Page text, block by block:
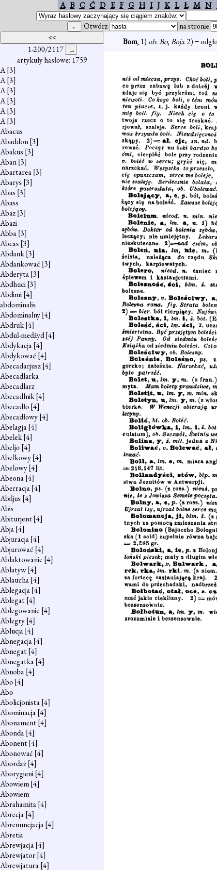
A B C Ć D E F G H I J K L Ł M N
Otwórz na stronie
1-200/2117
artykuły hasłowe: 1759
A[3]
A[3]
A[3]
A[3]
A[3]
A[3]
Abacus
Abaddon[3]
Abakus [3]
Aban[3]
Abartarea[3]
Abarys [3]
Abas [3]
Abass
Abaz[3]
Abazi
Abba[3]
Abcas [3]
Abdank[3]
Abdankować [3]
Abderyta[3]
Abdhuci[3]
Abdimi[4]
abdominalis
Abdominalny[4]
Abdruk[4]
Abdul-medżyd[4]
Abdykacja[4]
Abdykować [4]
Abecadarjusz[4]
Abecadlarka
Abecadlarz
Abecadlnik[4]
Abecadło [4]
Abecadłowy[4]
Abelagja[4]
Abelek[4]
Abeljo [4]
Abelkowy[4]
Abelowy[4]
Abeona[4]
Aberracja[4]
Abiljus [4]
Abis
Abiturjent[4]
Abja[4]
Abjuracja[4]
Abjurować [4]
Ablaktowanie [4]
Ablatyw[4]
Abłaucha[4]
Ablegacja[4]
Ablegat[4]
Ablegowanie [4]
Ablegry[4]
Ablucja[4]
Abnegacja[4]
Abnegat[4]
Abnegatka[4]
Abnoba[4]
Abo [4]
Abo
Abolicjonista[4]
Abominacja[4]
Abonament[4]
Abonda[4]
Abonent[4]
Abonować [4]
Abordaż[4]
Aborygieni[4]
Abowiem[4]
Abowiem
Abrahamita[4]
Abrecja[4]
Abrenuncjacja[4]
Abretia
Abrewjacja[4]
Abrewjator[4]
Abrewjatura[4]
Bom, 1) ob. Bo,Boja. 2) =